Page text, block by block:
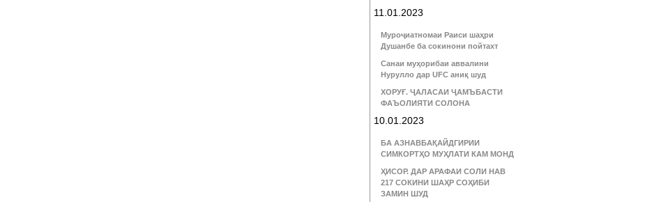
11.01.2023
Муроҷиатномаи Раиси шаҳри
Душанбе ба сокинони пойтахт
Санаи муҳорибаи аввалини
Нурулло дар UFC аниқ шуд
ХОРУҒ. ҶАЛАСАИ ҶАМЪБАСТИ
ФАЪОЛИЯТИ СОЛОНА
10.01.2023
БА АЗНАВБАҚАЙДГИРИИ
СИМКОРТҲО МУҲЛАТИ КАМ МОНД
ҲИСОР. ДАР АРАФАИ СОЛИ НАВ
217 СОКИНИ ШАҲР СОҲИБИ
ЗАМИН ШУД